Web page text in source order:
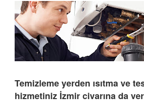
Temizlemeyerden ısıtma ve
hizmetiniz İzmircivarına da